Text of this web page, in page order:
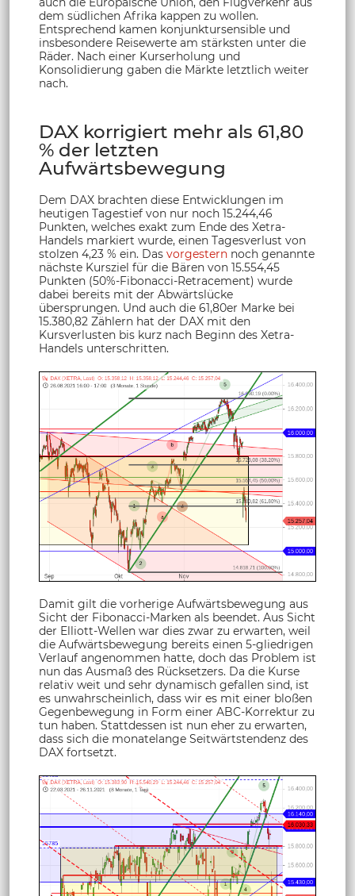
dem südlichen Afrika kappen zu wollen.
Entsprechend kamen konjunktursensible und
insbesondere Reisewerte am stärksten unter die
Räder. Nach einer Kurserholung und
Konsolidierung gaben die Märkte letztlich weiter
nach.
DAX korrigiert mehr als 61,80
% der letzten
Aufwärtsbewegung
Dem DAX brachten diese Entwicklungen im
heutigen Tagestief von nur noch 15.244,46
Punkten, welches exakt zum Ende des Xetra-
Handels markiert wurde, einen Tagesverlust von
stolzen 4,23 % ein. Das vorgestern noch genannte
nächste Kursziel für die Bären von 15.554,45
Punkten (50%-Fibonacci-Retracement) wurde
dabei bereits mit der Abwärtslücke
übersprungen. Und auch die 61,80er Marke bei
15.380,82 Zählern hat der DAX mit den
Kursverlusten bis kurz nach Beginn des Xetra-
Handels unterschritten.
Damit gilt die vorherige Aufwärtsbewegung aus
Sicht der Fibonacci-Marken als beendet. Aus Sicht
der Elliott-Wellen war dies zwar zu erwarten, weil
die Aufwärtsbewegung bereits einen 5-gliedrigen
Verlauf angenommen hatte, doch das Problem ist
nun das Ausmaß des Rücksetzers. Da die Kurse
relativ weit und sehr dynamisch gefallen sind, ist
es unwahrscheinlich, dass wir es mit einer bloßen
Gegenbewegung in Form einer ABC-Korrektur zu
tun haben. Stattdessen ist nun eher zu erwarten,
dass sich die monatelange Seitwärtstendenz des
DAX fortsetzt.